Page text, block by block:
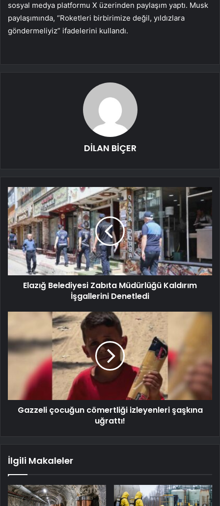
sosyal medya platformu X üzerinden paylaşım yaptı. Musk
paylaşımında, “Roketleri birbirimize değil, yıldızlara
göndermeliyiz” ifadelerini kullandı.
DİLAN BİÇER
Elazığ Belediyesi Zabıta Müdürlüğü Kaldırım
İşgallerini Denetledi
Gazzeli çocuğun cömertliği izleyenleri şaşkına
uğrattı!
İlgili Makaleler